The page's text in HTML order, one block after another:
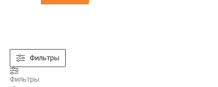
Фильтры
Фильтры